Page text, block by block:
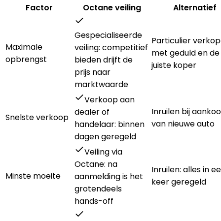
Factor
Octane veiling Alternatief
Maximale
opbrengst
Gespecialiseerde
veiling: competitief
bieden drijft de
prijs naar
marktwaarde
Particulier
met geduld en de
juiste koper
Snelste verkoop
Verkoop aan
dealer of
handelaar: binnen
dagen geregeld
Inruilen bij
van nieuwe auto
Minste moeite
Veiling via
Octane: na
aanmelding is het
grotendeels
hands-off
Inruilen: alles in
keer geregeld